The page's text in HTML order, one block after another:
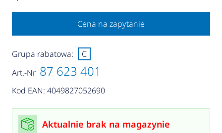
Cena na zapytanie
Art.-Nr 87 623 401
Kod EAN: 4049827052690
Grupa rabatowa: C
Aktualnie brak na magazynie